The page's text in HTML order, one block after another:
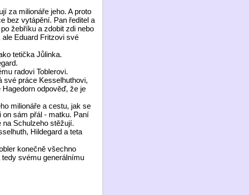
za milionáře jeho. A proto
bez vytápění. Pan ředitel a
žebříku a zdobit zdi nebo
Eduard Fritzovi své
tetička Jůlinka.
radovi Toblerovi.
své práce Kesselhuthovi,
odpověď, že je
milionáře a cestu, jak se
on sám přál - matku. Paní
na Schulzeho stěžují.
Hildegard a teta
konečně všechno
svému generálnímu